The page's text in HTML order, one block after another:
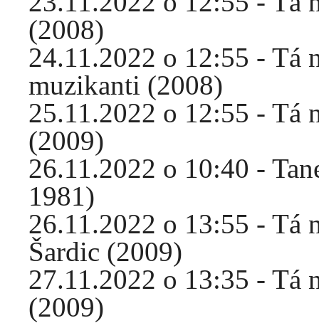
(2008)
24.11.2022 o 12:55 - Tá
muzikanti (2008)
25.11.2022 o 12:55 - Tá
(2009)
26.11.2022 o 10:40 -
1981)
26.11.2022 o 13:55 - Tá
Šardic (2009)
27.11.2022 o 13:35 - Tá
(2009)